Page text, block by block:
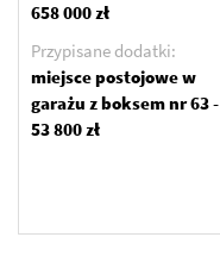
658 000 zł
Przypisane dodatki:
miejsce postojowe w
garażu z boksem nr 63 -
53 800 zł